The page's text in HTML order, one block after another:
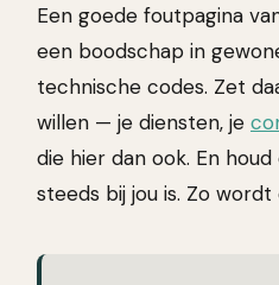
Een goede foutpagina
een boodschap in
technische codes. Zet
willen — je diensten, je
die hier dan ook. En
steeds bij jou is. Zo